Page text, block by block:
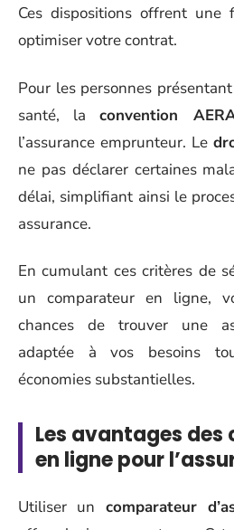
Ces dispositions offrent une
optimiser votre contrat.
Pour les personnes
santé, laconvention
l’assurance emprunteur. Le
ne pas déclarer certaines
délai, simplifiant ainsi le
assurance.
En cumulant ces critères de
un comparateur en ligne,
chances de trouver une
adaptée à vos besoins
économies substantielles.
Les avantages
en ligne pour
Utiliser un comparateur